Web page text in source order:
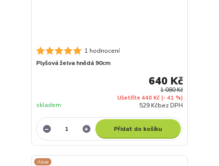
1 hodnocení
Plyšová želva hnědá 90cm
1 080 Kč
Ušetříte 440 Kč (- 41 %)
640 Kč
529 Kčbez DPH
skladem
Přidat do košíku
Akce